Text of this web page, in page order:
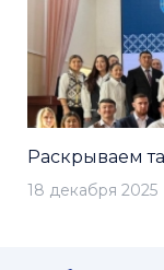
Раскрываем
18 декабря 2025